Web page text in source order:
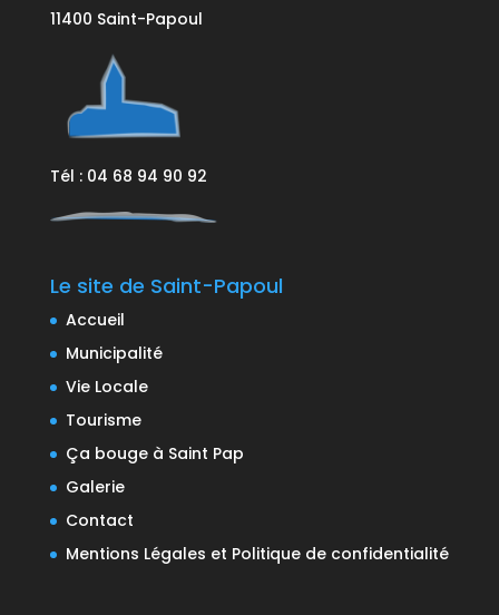
11400 Saint-Papoul
Tél : 04 68 94 90 92
Le site de Saint-Papoul
Accueil
Municipalité
Vie Locale
Tourisme
Ça bouge à Saint Pap
Galerie
Contact
Mentions Légales et Politique de confidentialité